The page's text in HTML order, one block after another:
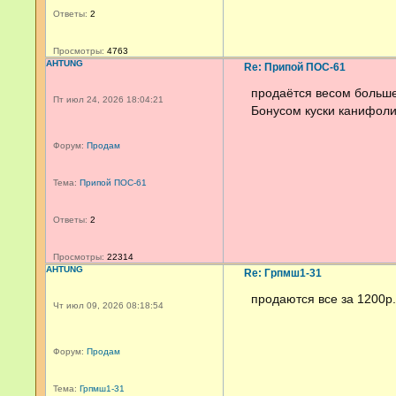
Ответы: 2
Просмотры: 4763
AHTUNG
Пт июл 24, 2026 18:04:21
Форум: Продам
Тема: Припой ПОС-61
Ответы: 2
Просмотры: 22314
Re: Припой ПОС-61
продаётся весом
Бонусом куски канифоли
AHTUNG
Чт июл 09, 2026 08:18:54
Форум: Продам
Тема: Грпмш1-31
Re: Грпмш1-31
продаются все за 1200р.